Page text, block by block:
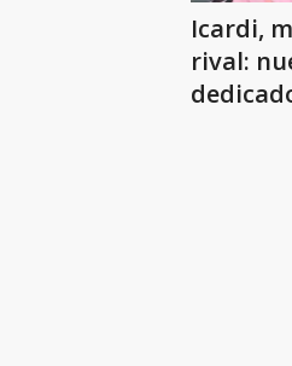
Icardi,
rival: